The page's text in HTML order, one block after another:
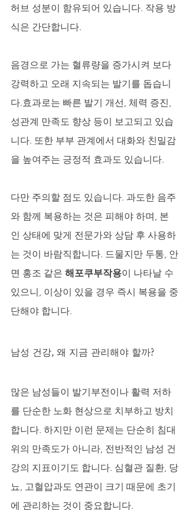
허브 성분이 함유되어 있습니다. 작용 방
식은 간단합니다.
음경으로 가는 혈류량을 증가시켜 보다
강력하고 오래 지속되는 발기를 돕습니
다.효과로는 빠른 발기 개선, 체력 증진,
성관계 만족도 향상 등이 보고되고 있습
니다. 또한 부부 관계에서 대화와 친밀감
을 높여주는 긍정적 효과도 있습니다.
다만 주의할 점도 있습니다. 과도한 음주
와 함께 복용하는 것은 피해야 하며, 본
인 상태에 맞게 전문가와 상담 후 사용하
는 것이 바람직합니다. 드물지만 두통, 안
면 홍조 같은 해포쿠부작용이 나타날 수
있으니, 이상이 있을 경우 즉시 복용을 중
단해야 합니다.
남성 건강, 왜 지금 관리해야 할까?
많은 남성들이 발기부전이나 활력 저하
를 단순한 노화 현상으로 치부하고 방치
합니다. 하지만 이런 문제는 단순히 침대
위의 만족도가 아니라, 전반적인 남성 건
강의 지표이기도 합니다. 심혈관 질환, 당
뇨, 고혈압과도 연관이 크기 때문에 초기
에 관리하는 것이 중요합니다.